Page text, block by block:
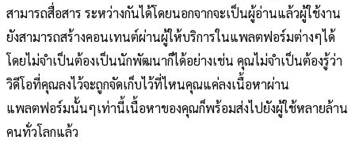
สามารถสื่อสาร ระหว่างกันได้โดยนอกจากจะเป็นผู้อ่านแล้วผู้ใช้งาน
ยังสามารถสร้างคอนเทนต์ผ่านผู้ให้บริการในแพลตฟอร์มต่างๆได้
โดยไม่จำเป็นต้องเป็นนักพัฒนาก็ได้อย่างเช่น คุณไม่จำเป็นต้องรู้ว่า
วิดีโอที่คุณลงไว้จะถูกจัดเก็บไว้ที่ไหนคุณแค่ลงเนื้อหาผ่าน
แพลตฟอร์มนั้นๆเท่านี้เนื้อหาของคุณก็พร้อมส่งไปยังผู้ใช้หลายล้าน
คนทั่วโลกแล้ว